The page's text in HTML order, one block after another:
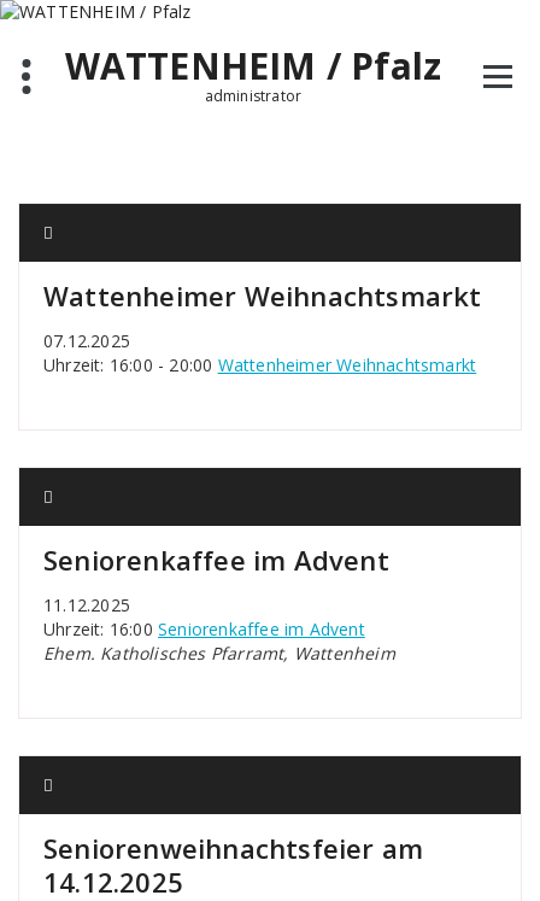
Zum
springenWATTENHEIM / Pfalz
administrator
Wattenheimer Weihnachtsmarkt
07.12.2025
Uhrzeit: 16:00 - 20:00 Wattenheimer Weihnachtsmarkt
Seniorenkaffee im Advent
11.12.2025
Uhrzeit: 16:00 Seniorenkaffee im Advent
Ehem. Katholisches Pfarramt, Wattenheim
Seniorenweihnachtsfeier am
14.12.2025